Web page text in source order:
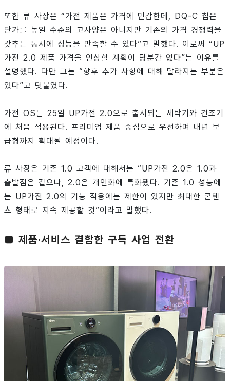
또한 류 사장은 “가전 제품은 가격에 민감한데, DQ-C 칩은
단가를 높일 수준의 고사양은 아니지만 기존의 가격 경쟁력을
갖추는 동시에 성능을 만족할 수 있다”고 말했다. 이로써 “UP
가전 2.0 제품 가격을 인상할 계획이 당분간 없다”는 이유를
설명했다. 다만 그는 “향후 추가 사항에 대해 달라지는 부분은
있다”고 덧붙였다.
가전 OS는 25일 UP가전 2.0으로 출시되는 세탁기와 건조기
에 처음 적용된다. 프리미엄 제품 중심으로 우선하며 내년 보
급형까지 확대될 예정이다.
류 사장은 기존 1.0 고객에 대해서는 “UP가전 2.0은 1.0과
출발점은 같으나, 2.0은 개인화에 특화됐다. 기존 1.0 성능에
는 UP가전 2.0의 기능 적용에는 제한이 있지만 최대한 콘텐
츠 형태로 지속 제공할 것”이라고 말했다.
■ 제품·서비스 결합한 구독 사업 전환